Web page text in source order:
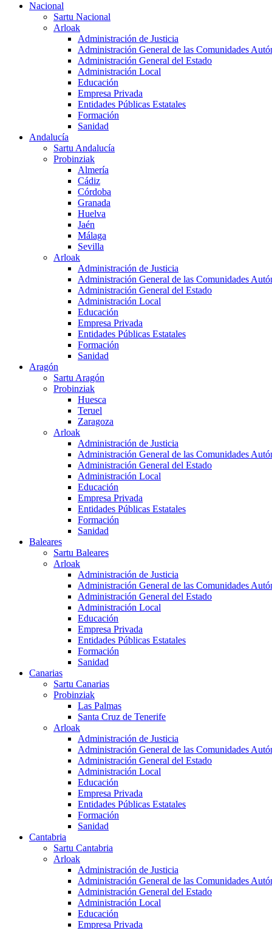
Nacional
Sartu Nacional
Arloak
Administración de Justicia
Administración General de las Comunidades
Administración General del Estado
Administración Local
Educación
Empresa Privada
Entidades Públicas Estatales
Formación
Sanidad
Andalucía
Sartu Andalucía
Probinziak
Almería
Cádiz
Córdoba
Granada
Huelva
Jaén
Málaga
Sevilla
Arloak
Administración de Justicia
Administración General de las Comunidades
Administración General del Estado
Administración Local
Educación
Empresa Privada
Entidades Públicas Estatales
Formación
Sanidad
Aragón
Sartu Aragón
Probinziak
Huesca
Teruel
Zaragoza
Arloak
Administración de Justicia
Administración General de las Comunidades
Administración General del Estado
Administración Local
Educación
Empresa Privada
Entidades Públicas Estatales
Formación
Sanidad
Baleares
Sartu Baleares
Arloak
Administración de Justicia
Administración General de las Comunidades
Administración General del Estado
Administración Local
Educación
Empresa Privada
Entidades Públicas Estatales
Formación
Sanidad
Canarias
Sartu Canarias
Probinziak
Las Palmas
Santa Cruz de Tenerife
Arloak
Administración de Justicia
Administración General de las Comunidades
Administración General del Estado
Administración Local
Educación
Empresa Privada
Entidades Públicas Estatales
Formación
Sanidad
Cantabria
Sartu Cantabria
Arloak
Administración de Justicia
Administración General de las Comunidades
Administración General del Estado
Administración Local
Educación
Empresa Privada